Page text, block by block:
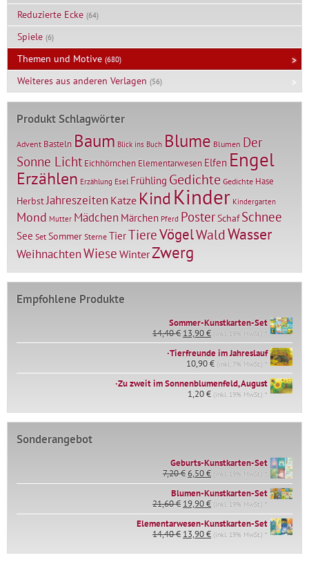
Reduzierte Ecke (64)
Spiele (6)
Themen und Motive (680)
Weiteres aus anderen Verlagen (56)
Produkt Schlagwörter
Advent Basteln Baum Blick ins Buch Blume Blumen Der
Sonne Licht Eichhörnchen Elementarwesen Elfen Engel
Erzählen Erzählung Esel Frühling Gedichte Gedichte Hase
HerbstJahreszeitenKatze KindKinder Kindergarten
Mond Mutter Mädchen Märchen Pferd PosterSchaf Schnee
See Set Sommer Sterne TierTiereVögelWaldWasser
WeihnachtenWiese WinterZwerg
Empfohlene Produkte
Sommer-Kunstkarten-Set
14,40€ Ursprünglicher
Preis
war:
14,40 €
13,90€Aktueller
Preis
ist:
13,90 €.
(inkl. 19% MwSt.) *
∙Tierfreunde im Jahreslauf
10,90€ (inkl. 7% MwSt.) *
∙Zu zweit im Sonnenblumenfeld, August
1,20€ (inkl. 19% MwSt.) *
Sonderangebot
Geburts-Kunstkarten-Set
7,20€Ursprünglicher
Preis
war:
7,20 €
6,50€Aktueller
Preis
ist:
6,50 €.
(inkl. 19% MwSt.) *
Blumen-Kunstkarten-Set
21,60€ Ursprünglicher
Preis
war:
21,60 €
19,90€Aktueller
Preis
ist:
19,90 €.
(inkl. 19% MwSt.) *
Elementarwesen-Kunstkarten-Set
14,40€ Ursprünglicher
war:
13,90€Aktueller
ist:
(inkl. 19% MwSt.) *